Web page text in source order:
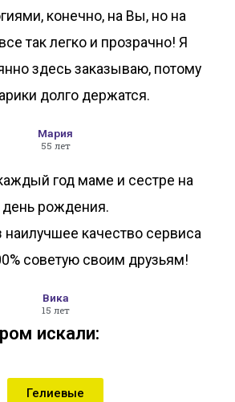
конечно, на Вы, но на
так легко и прозрачно! Я
здесь заказываю, потому
долго держатся.
Мария
55 лет
год маме и сестре на
день рождения.
качество сервиса
советую своим друзьям!
Вика
15 лет
искали:
Гелиевые